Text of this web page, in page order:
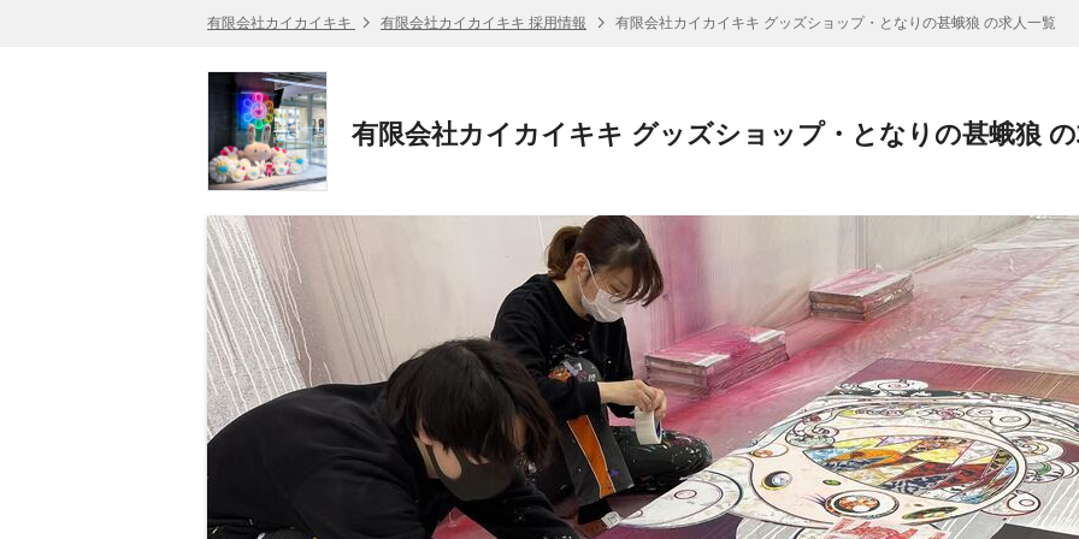
有限会社カイカイキキ 有限会社カイカイキキ 採用情報 有限会社カイカイキキ グッズショップ・となりの甚蛾狼 の求人一覧
有限会社カイカイキキ グッズショップ・となりの甚蛾狼